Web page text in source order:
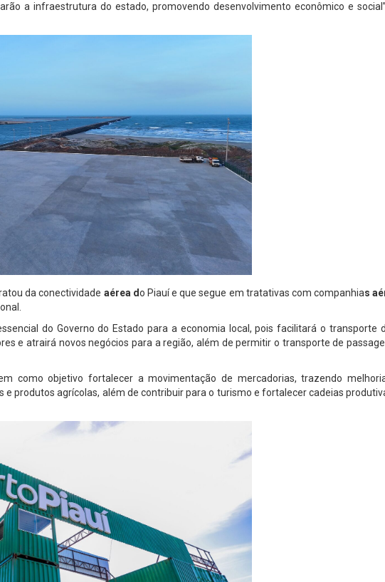
a infraestrutura do estado, promovendo desenvolvimento econômico e
da conectividade aérea do Piauí e que segue em tratativas com companhias
do Governo do Estado para a economia local, pois facilitará o transporte
e atrairá novos negócios para a região, além de permitir o transporte de
como objetivo fortalecer a movimentação de mercadorias, trazendo
e produtos agrícolas, além de contribuir para o turismo e fortalecer cadeias